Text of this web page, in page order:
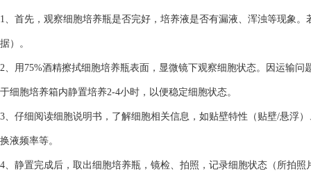
1、首先，观察细胞培养瓶是否完好，培养液是否有漏液、浑浊等现象
据）。
2、用75%酒精擦拭细胞培养瓶表面，显微镜下观察细胞状态。因运输
于细胞培养箱内静置培养2-4小时，以便稳定细胞状态。
3、仔细阅读细胞说明书，了解细胞相关信息，如贴壁特性（贴壁/悬浮
换液频率等。
4、静置完成后，取出细胞培养瓶，镜检、拍照，记录细胞状态（所拍